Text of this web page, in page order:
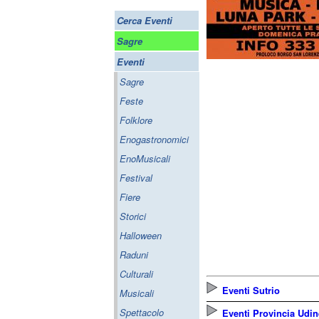
Cerca Eventi
Sagre
Eventi
Sagre
Feste
Folklore
Enogastronomici
EnoMusicali
Festival
Fiere
Storici
Halloween
Raduni
Culturali
Musicali
Spettacolo
Eventi Sutrio
Eventi Provincia